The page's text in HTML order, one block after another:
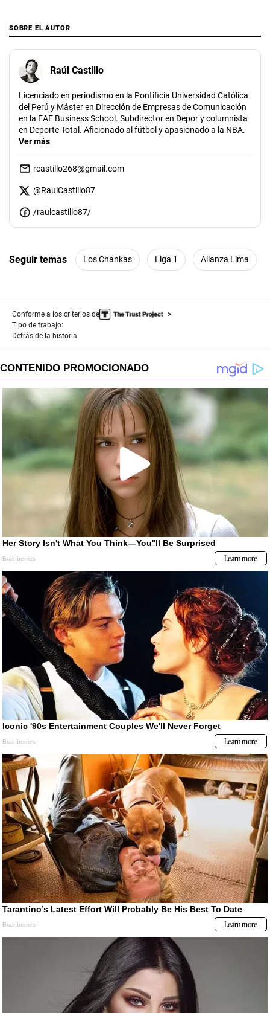
SOBRE EL AUTOR
Raúl Castillo
Licenciado en periodismo en la Pontificia Universidad Católica
del Perú y Máster en Dirección de Empresas de Comunicación
en la EAE Business School. Subdirector en Depor y columnista
en Deporte Total. Aficionado al fútbol y apasionado a la NBA.
Ver más
rcastillo268@gmail.com
@RaulCastillo87
/raulcastillo87/
Seguir temas Los Chankas Liga 1 Alianza Lima
Conforme a los criterios de
Tipo de trabajo:
Detrás de la historia